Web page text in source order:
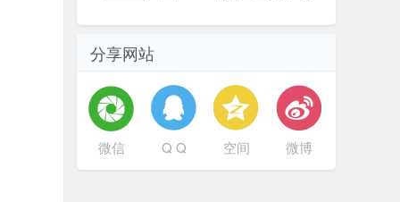
分享网站
微信 Q Q 空间 微博